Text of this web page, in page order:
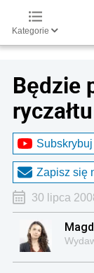
Kategorie
Będzie
ryczałtu
Zapisz się
30 lipca